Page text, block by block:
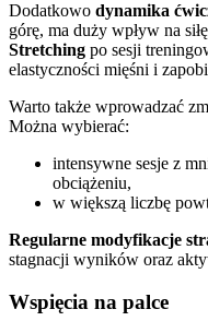
Dodatkowo dynamika
górę, ma duży wpływ na
Stretching po sesji
elastyczności mięśni i
Warto także wprowadzać
Można wybierać:
intensywne sesje z
obciążeniu,
w większą liczbę
Regularne modyfikacje
stagnacji wyników oraz
Wspięcia na palce